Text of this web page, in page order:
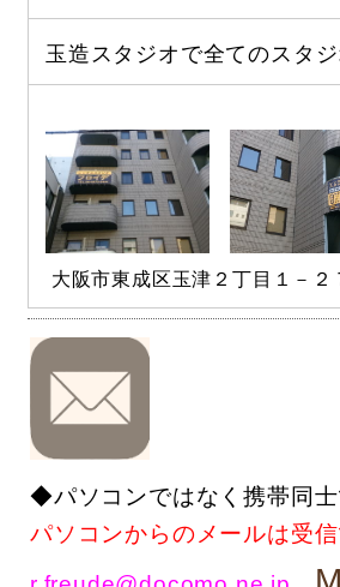
玉造スタジオで全てのスタ
大阪市東成区玉津２丁目１－２
◆パソコンではなく携帯同士
パソコンからのメールは受